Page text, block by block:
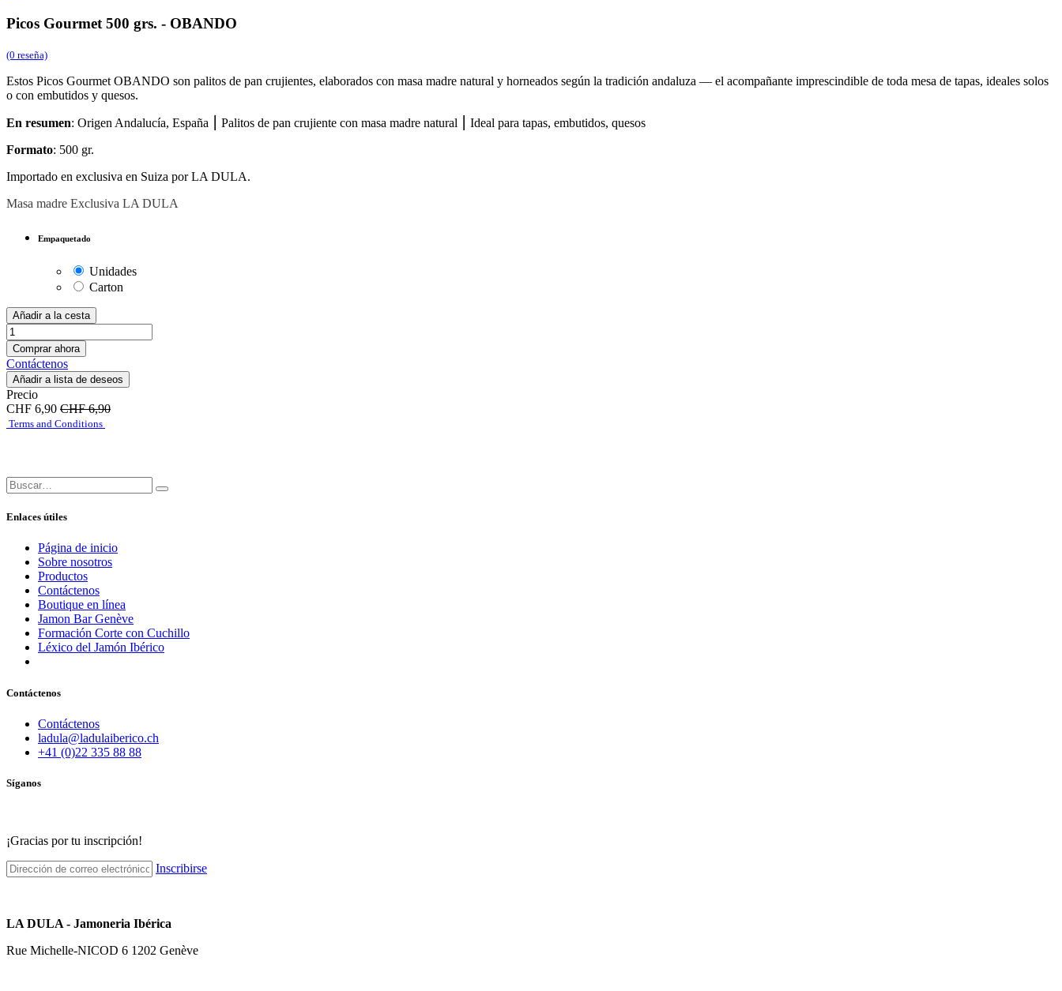
Picos Gourmet 500 grs. - OBANDO
(0 reseña)
Estos Picos Gourmet OBANDO son palitos de pan crujientes, elaborados con masa madre natural y horneados según la tradición andaluza — el acompañante imprescindible de toda mesa de tapas, ideales solos
o con embutidos y quesos.
En resumen: Origen Andalucía, España ⎮ Palitos de pan crujiente con masa madre natural ⎮ Ideal para tapas, embutidos, quesos
Formato: 500 gr.
Importado en exclusiva en Suiza por LA DULA.
Masa madre Exclusiva LA DULA
Empaquetado
Unidades
Carton
Añadir a la cesta
Comprar ahora
Contáctenos
Añadir a lista de deseos
Precio
CHF 6,90 CHF6,90
Terms and Conditions
Enlaces útiles
Página de inicio
Sobre nosotros
Productos
Contáctenos
Boutique en línea
Jamon Bar Genève
Formación Corte con Cuchillo
Léxico del Jamón Ibérico
Contáctenos
Contáctenos
ladula@ladulaiberico.ch
+41 (0)22 335 88 88
Síganos
¡Gracias por tu inscripción!
Inscribirse
LA DULA - Jamoneria Ibérica
Rue Michelle-NICOD 6 1202 Genève